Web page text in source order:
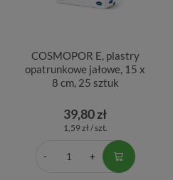
COSMOPOR E, plastry
opatrunkowe jałowe, 15 x
8 cm, 25 sztuk
39,80 zł
1,59 zł / szt.